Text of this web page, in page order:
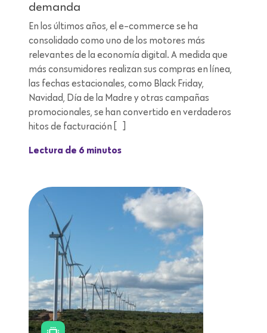
demanda
En los últimos años, el e-commerce se ha
consolidado como uno de los motores más
relevantes de la economía digital. A medida que
más consumidores realizan sus compras en línea,
las fechas estacionales, como Black Friday,
Navidad, Día de la Madre y otras campañas
promocionales, se han convertido en verdaderos
hitos de facturación […]
Lectura de 6 minutos